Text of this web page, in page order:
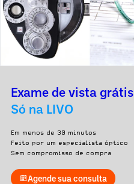
Exame de vista grátis
Só na LIVO
Em menos de 30 minutos
Feito por um especialista óptico
Sem compromisso de compra
Agende sua consulta